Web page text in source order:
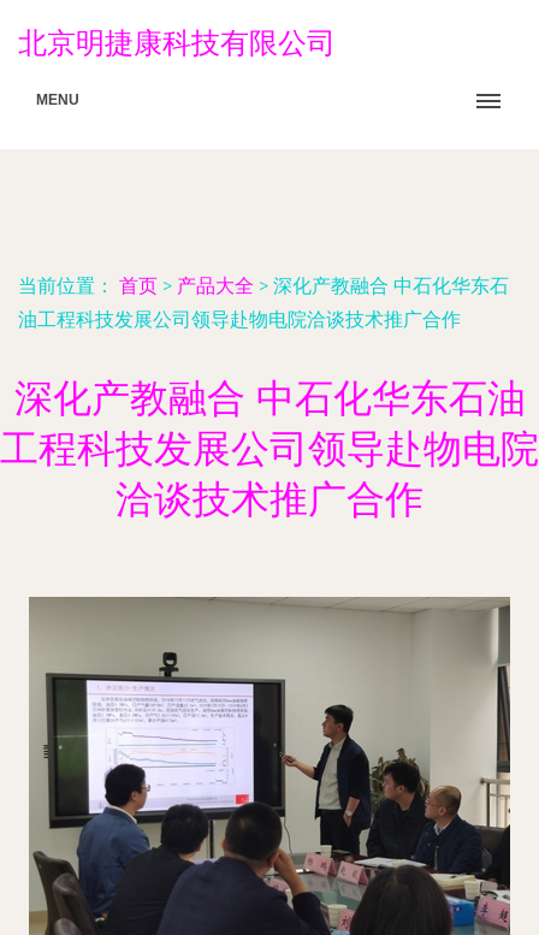
北京明捷康科技有限公司
MENU
当前位置： 首页 > 产品大全 > 深化产教融合 中石化华东石
油工程科技发展公司领导赴物电院洽谈技术推广合作
深化产教融合 中石化华东石油
工程科技发展公司领导赴物电院
洽谈技术推广合作